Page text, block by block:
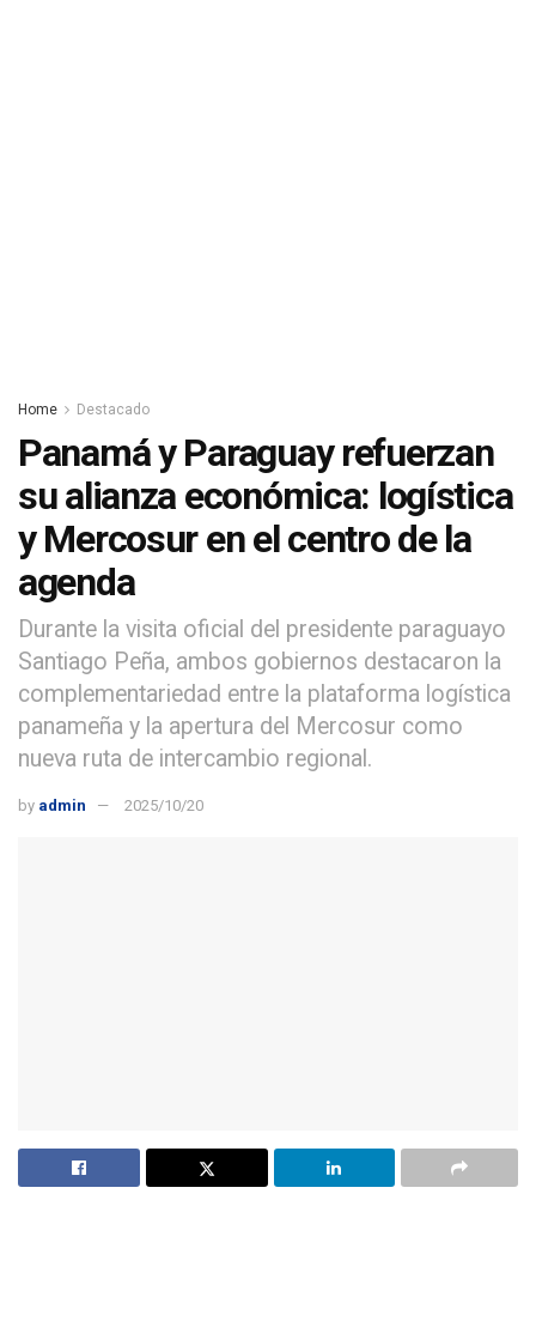
Home Destacado
Panamá y Paraguay refuerzan
su alianza económica: logística
y Mercosur en el centro de la
agenda
Durante la visita oficial del presidente paraguayo
Santiago Peña, ambos gobiernos destacaron la
complementariedad entre la plataforma logística
panameña y la apertura del Mercosur como
nueva ruta de intercambio regional.
by admin 2025/10/20